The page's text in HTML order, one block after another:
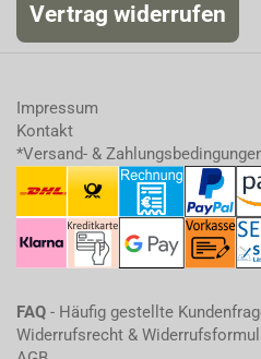
Vertrag widerrufen
Impressum
Kontakt
*Versand- &
FAQ - Häufig gestellte
Widerrufsrecht &